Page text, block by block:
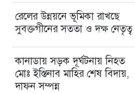
রেলের উন্নয়নে ভূমিকা রাখছে
সুবক্তগীনের সততা ও দক্ষ নেতৃত্ব
কানাডায় সড়ক দূর্ঘটনায় নিহত
মোঃ ইস্তিনাব মাহির শেষ বিদায়,
দাফন সম্পন্ন